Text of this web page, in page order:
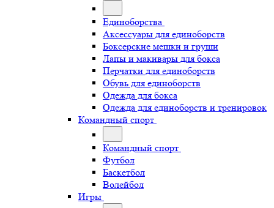
Единоборства
Аксессуары для единоборств
Боксерские мешки и груши
Лапы и макивары для бокса
Перчатки для единоборств
Обувь для единоборств
Одежда для бокса
Одежда для единоборств и тренировок
Командный спорт
Командный спорт
Футбол
Баскетбол
Волейбол
Игры